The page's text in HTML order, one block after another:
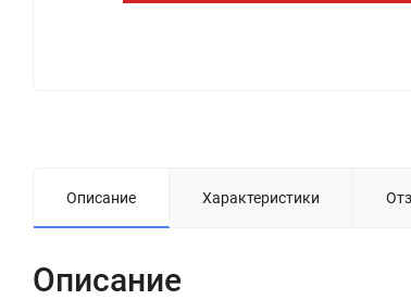
Описание Характеристики
Описание